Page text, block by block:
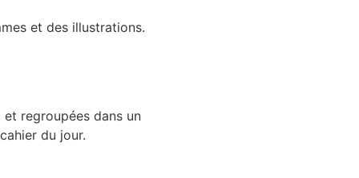
et des illustrations.
regroupées dans un
du jour.